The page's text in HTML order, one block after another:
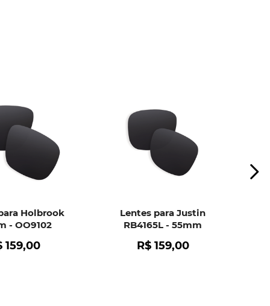
Holbrook
- OO9102
159,00
Lentes para Justin
RB4165L - 55mm
R$ 159,00